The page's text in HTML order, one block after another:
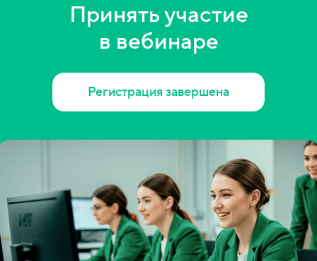
Принять участие
в вебинаре
Регистрация завершена